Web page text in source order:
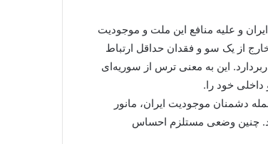
و علیه منافع این ملت و موجودیت
از یک سو و فقدان حداقل ارتباط
این به معنی ترس از سوریه‌ای
خود را.
دشمنان موجودیت ایران، مانور
چنین وضعی مستلزم احساس